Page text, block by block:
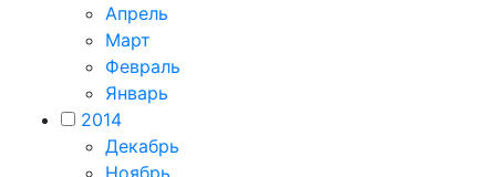
Апрель
Март
Февраль
Январь
2014
Декабрь
Ноябрь